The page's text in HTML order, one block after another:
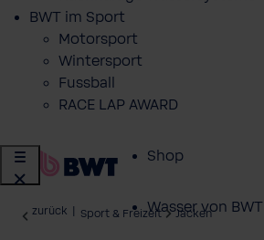
BWT im Sport
Motorsport
Wintersport
Fussball
RACE LAP AWARD
Shop
Wasser von BWT
zurück Sport & Freizeit Jacken